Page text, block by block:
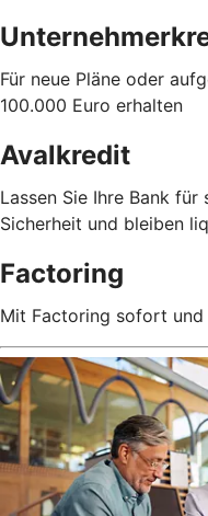
Für neue Pläne oder
100.000 Euro erhalten
Avalkredit
Lassen Sie Ihre Bank
Sicherheit und bleiben
Factoring
Mit Factoring sofort